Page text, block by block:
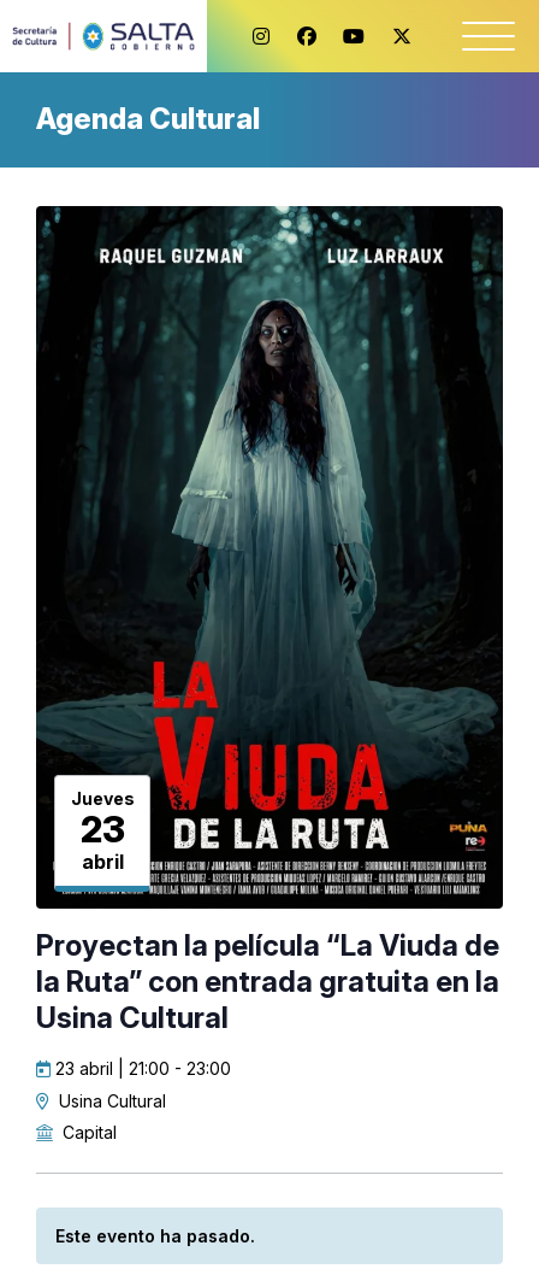
Agenda Cultural
Jueves
23
abril
Proyectan la película “La Viuda de
la Ruta” con entrada gratuita en la
Usina Cultural
23 abril | 21:00 - 23:00
Usina Cultural
Capital
Este evento ha pasado.